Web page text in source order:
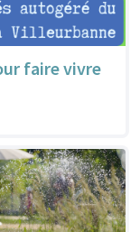
faire vivre